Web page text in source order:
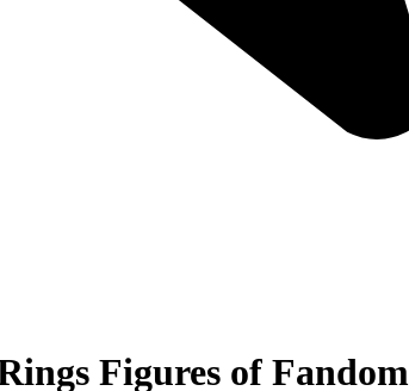
Figures of Fandom